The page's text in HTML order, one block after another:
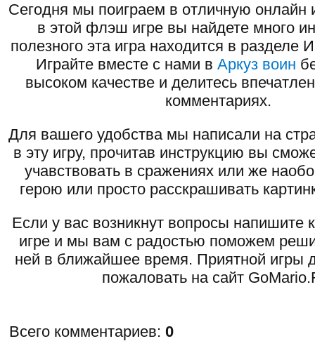
Сегодня мы поиграем в отличную онлайн
в этой флэш игре вы найдете много
полезного эта игра находится в разделе
Играйте вместе с нами в Аркуз воин
высоком качестве и делитесь
комментариях.
Для вашего удобства мы написали на
в эту игру, прочитав инструкцию вы
учавствовать в сражениях или же
герою или просто расскрашивать
Если у вас возникнут вопросы напишите
игре и мы вам с радостью поможем
ней в ближайшее время. Приятной игры
пожаловать на сайт
Всего комментариев: 0